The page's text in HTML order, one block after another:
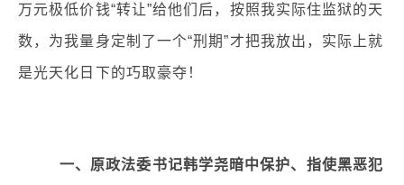
万元极低价钱“转让”给他们后，按照我实际住监狱的天
数，为我量身定制了一个“刑期”才把我放出，实际上就
是光天化日下的巧取豪夺！
一、原政法委书记韩学尧暗中保护、指使黑恶犯